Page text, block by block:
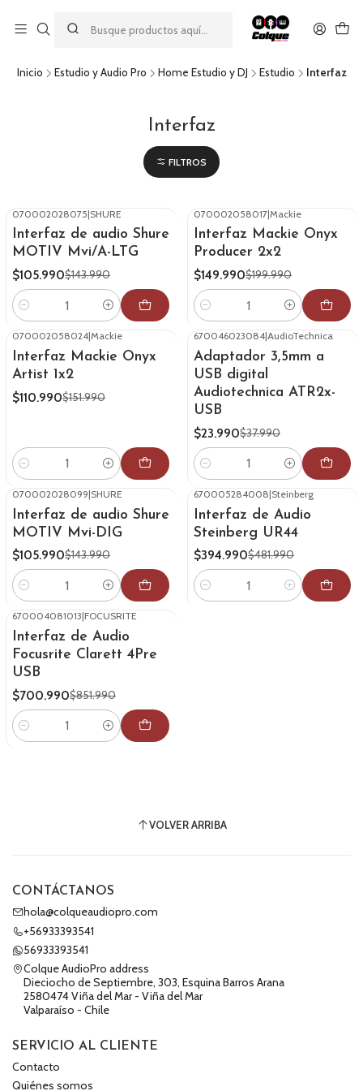
descuento por pago con transferencia bancaria
por una compra mínima de $49.990. Este descuento no es
acumulable a otras promociones ni aplicable a gastos de envío.
Inicio Estudio y Audio Pro Home Estudio y DJ Estudio Interfaz
Interfaz
FILTROS
-26% OFF
070002028075|SHURE
Interfaz de audio Shure
MOTIV Mvi/A-LTG
$105.990$143.990
Cantidad
-25% OFF
070002058017|Mackie
Interfaz Mackie Onyx
Producer 2x2
$149.990$199.990
Cantidad
070002058024|Mackie
Interfaz Mackie Onyx
Artist 1x2
$110.990$151.990
Cantidad
670046023084|AudioTechnica
Adaptador 3,5mm a
USB digital
Audiotechnica ATR2x-
USB
$23.990$37.990
Cantidad
-26% OFF
070002028099|SHURE
Interfaz de audio Shure
MOTIV Mvi-DIG
$105.990$143.990
Cantidad
-18% OFF
670005284008|Steinberg
Interfaz de Audio
Steinberg UR44
$394.990$481.990
Cantidad
670004081013|FOCUSRITE
Interfaz de Audio
Focusrite Clarett 4Pre
USB
$700.990$851.990
Cantidad
VOLVER ARRIBA
CONTÁCTANOS
hola@colqueaudiopro.com
+56933393541
56933393541
Colque AudioPro address
Dieciocho de Septiembre, 303, Esquina Barros Arana
2580474 Viña del Mar - Viña del Mar
Valparaíso - Chile
SERVICIO AL CLIENTE
Contacto
Quiénes somos